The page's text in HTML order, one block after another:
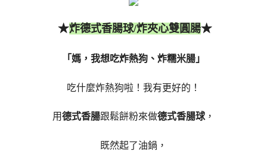
★炸德式香腸球/炸夾心雙圓腸★
「媽，我想吃炸熱狗、炸糯米腸」
吃什麼炸熱狗啦！我有更好的！
用德式香腸跟鬆餅粉來做德式香腸球 ，
既然起了油鍋，